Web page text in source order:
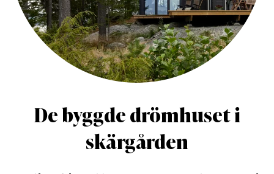
De byggde drömhuset i
skärgården